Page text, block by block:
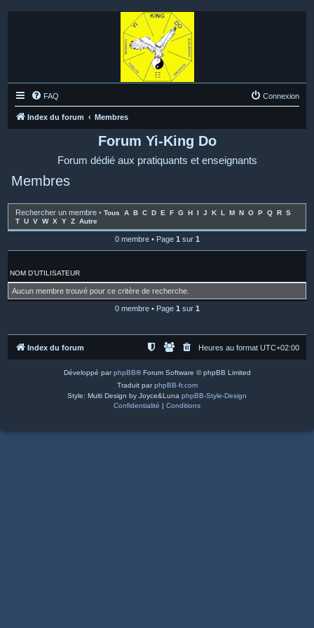
FAQ Connexion
Index du forum Membres
Forum Yi-King Do
Forum dédié aux pratiquants et enseignants
Membres
Rechercher un membre • Tous A B C D E F G H I J K L M N O P Q R S
T U V W X Y Z Autre
0 membre • Page 1 sur 1
NOM D’UTILISATEUR
Aucun membre trouvé pour ce critère de recherche.
0 membre • Page 1 sur 1
Index du forum Heures au format UTC+02:00
Développé parphpBB® Forum Software © phpBB Limited
Traduit parphpBB-fr.com
Style: Multi Design by Joyce&Luna phpBB-Style-Design
Confidentialité | Conditions